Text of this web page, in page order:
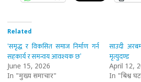
Related
‘समृद्ध र विकसित समाज निर्माण गर्न
सहकार्य र समन्वय आवश्यक छ’
June 15, 2026
In "मुख्य समाचार"
साउदी
मृत्युदण्ड
April 12,
In "बिश्व